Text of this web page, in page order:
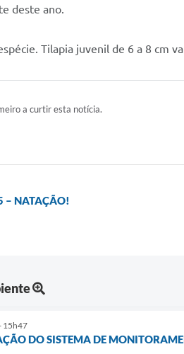
deste ano.
Tilapia juvenil de 6 a 8 cm
a curtir esta notícia.
– NATAÇÃO!
15h47
DO SISTEMA DE